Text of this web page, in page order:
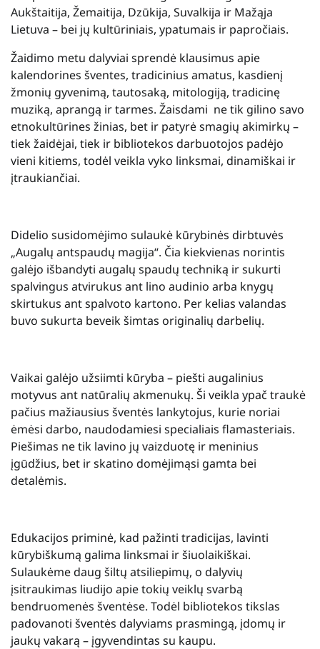
Aukštaitija, Žemaitija, Dzūkija, Suvalkija ir Mažąja
Lietuva – bei jų kultūriniais, ypatumais ir papročiais.
Žaidimo metu dalyviai sprendė klausimus apie
kalendorines šventes, tradicinius amatus, kasdienį
žmonių gyvenimą, tautosaką, mitologiją, tradicinę
muziką, aprangą ir tarmes. Žaisdami ne tik gilino savo
etnokultūrines žinias, bet ir patyrė smagių akimirkų –
tiek žaidėjai, tiek ir bibliotekos darbuotojos padėjo
vieni kitiems, todėl veikla vyko linksmai, dinamiškai ir
įtraukiančiai.
Didelio susidomėjimo sulaukė kūrybinės dirbtuvės
„Augalų antspaudų magija“. Čia kiekvienas norintis
galėjo išbandyti augalų spaudų techniką ir sukurti
spalvingus atvirukus ant lino audinio arba knygų
skirtukus ant spalvoto kartono. Per kelias valandas
buvo sukurta beveik šimtas originalių darbelių.
Vaikai galėjo užsiimti kūryba – piešti augalinius
motyvus ant natūralių akmenukų. Ši veikla ypač traukė
pačius mažiausius šventės lankytojus, kurie noriai
ėmėsi darbo, naudodamiesi specialiais flamasteriais.
Piešimas ne tik lavino jų vaizduotę ir meninius
įgūdžius, bet ir skatino domėjimąsi gamta bei
detalėmis.
Edukacijos priminė, kad pažinti tradicijas, lavinti
kūrybiškumą galima linksmai ir šiuolaikiškai.
Sulaukėme daug šiltų atsiliepimų, o dalyvių
įsitraukimas liudijo apie tokių veiklų svarbą
bendruomenės šventėse. Todėl bibliotekos tikslas
padovanoti šventės dalyviams prasmingą, įdomų ir
jaukų vakarą – įgyvendintas su kaupu.